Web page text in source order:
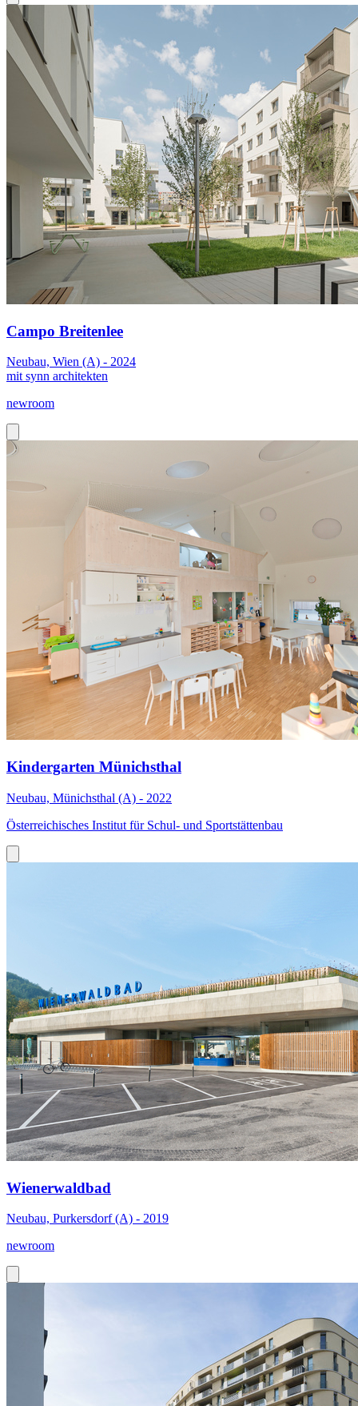
Campo Breitenlee
Neubau, Wien (A) - 2024
mit synn architekten
newroom
Kindergarten Münichsthal
Neubau, Münichsthal (A) - 2022
Österreichisches Institut für Schul- und Sportstättenbau
Wienerwaldbad
Neubau, Purkersdorf (A) - 2019
newroom